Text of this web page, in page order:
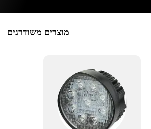
מוצרים משודרגים